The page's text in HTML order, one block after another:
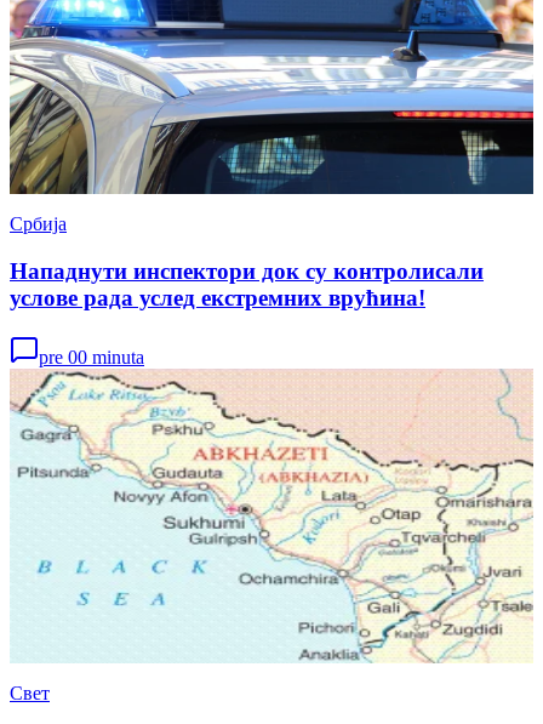
Србија
Нападнути инспектори док су контролисали
услове рада услед екстремних врућина!
pre 00 minuta
Свет